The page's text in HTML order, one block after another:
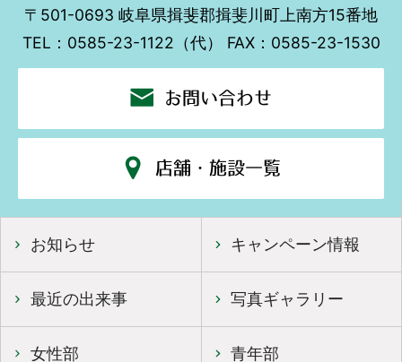
〒501-0693 岐阜県揖斐郡揖斐川町上南方15番地
TEL：0585-23-1122（代） FAX：0585-23-1530
お問い合わせ
店舗・施設一覧
お知らせ キャンペーン情報
最近の出来事 写真ギャラリー
女性部 青年部